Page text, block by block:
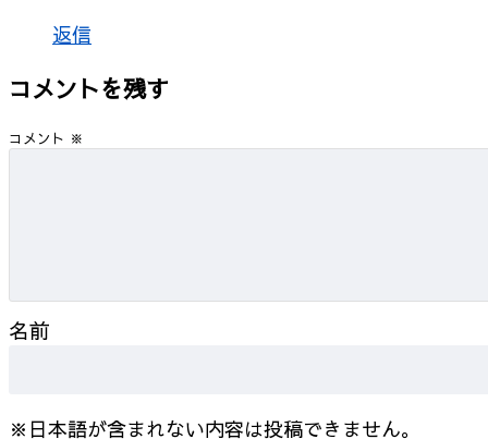
返信
コメントを残す
コメント ※
名前
※日本語が含まれない内容は投稿できません。